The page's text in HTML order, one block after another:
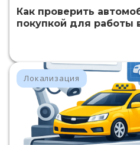
Как проверить
покупкой для работы
Локализация